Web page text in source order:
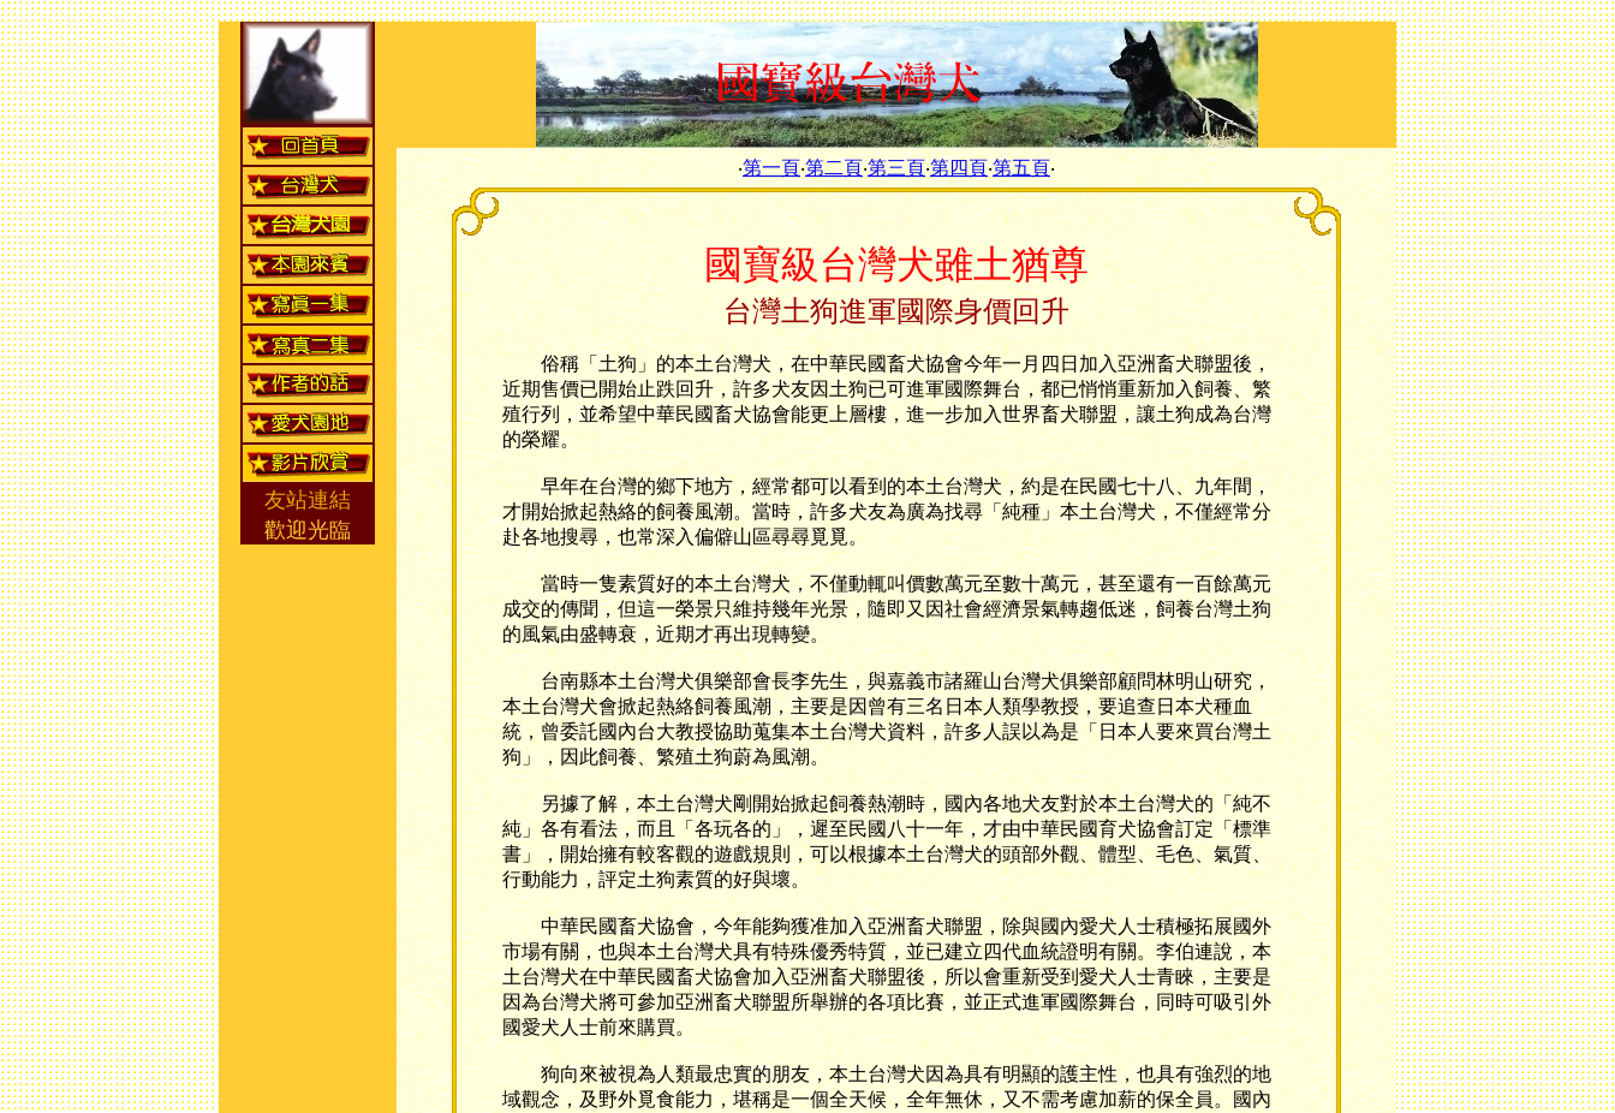
友站連結
歡迎光臨
‧第一頁‧第二頁‧第三頁‧第四頁‧第五頁‧
國寶級台灣犬雖土猶尊
台灣土狗進軍國際身價回升
俗稱「土狗」的本土台灣犬，在中華民國畜犬協會今年一月四日加入亞洲畜犬聯盟後，
近期售價已開始止跌回升，許多犬友因土狗已可進軍國際舞台，都已悄悄重新加入飼養、繁
殖行列，並希望中華民國畜犬協會能更上層樓，進一步加入世界畜犬聯盟，讓土狗成為台灣
的榮耀。
早年在台灣的鄉下地方，經常都可以看到的本土台灣犬，約是在民國七十八、九年間，
才開始掀起熱絡的飼養風潮。當時，許多犬友為廣為找尋「純種」本土台灣犬，不僅經常分
赴各地搜尋，也常深入偏僻山區尋尋覓覓。
當時一隻素質好的本土台灣犬，不僅動輒叫價數萬元至數十萬元，甚至還有一百餘萬元
成交的傳聞，但這一榮景只維持幾年光景，隨即又因社會經濟景氣轉趨低迷，飼養台灣土狗
的風氣由盛轉衰，近期才再出現轉變。
台南縣本土台灣犬俱樂部會長李先生，與嘉義市諸羅山台灣犬俱樂部顧問林明山研究，
本土台灣犬會掀起熱絡飼養風潮，主要是因曾有三名日本人類學教授，要追查日本犬種血
統，曾委託國內台大教授協助蒐集本土台灣犬資料，許多人誤以為是「日本人要來買台灣土
狗」，因此飼養、繁殖土狗蔚為風潮。
另據了解，本土台灣犬剛開始掀起飼養熱潮時，國內各地犬友對於本土台灣犬的「純不
純」各有看法，而且「各玩各的」，遲至民國八十一年，才由中華民國育犬協會訂定「標準
書」，開始擁有較客觀的遊戲規則，可以根據本土台灣犬的頭部外觀、體型、毛色、氣質、
行動能力，評定土狗素質的好與壞。
中華民國畜犬協會，今年能夠獲准加入亞洲畜犬聯盟，除與國內愛犬人士積極拓展國外
市場有關，也與本土台灣犬具有特殊優秀特質，並已建立四代血統證明有關。李伯連說，本
土台灣犬在中華民國畜犬協會加入亞洲畜犬聯盟後，所以會重新受到愛犬人士青睞，主要是
因為台灣犬將可參加亞洲畜犬聯盟所舉辦的各項比賽，並正式進軍國際舞台，同時可吸引外
國愛犬人士前來購買。
狗向來被視為人類最忠實的朋友，本土台灣犬因為具有明顯的護主性，也具有強烈的地
域觀念，及野外覓食能力，堪稱是一個全天候，全年無休，又不需考慮加薪的保全員。國內